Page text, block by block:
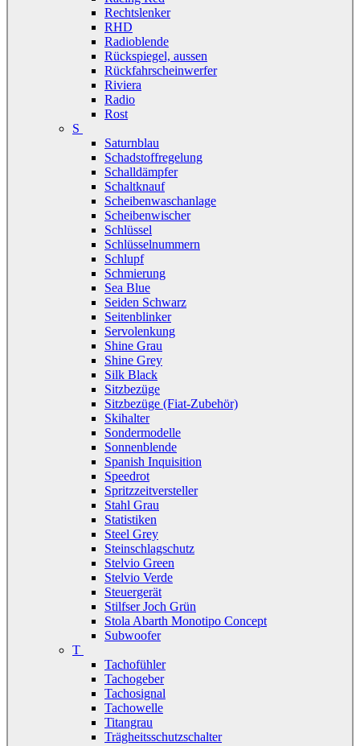
Rechtslenker
RHD
Radioblende
Rückspiegel, aussen
Rückfahrscheinwerfer
Riviera
Radio
Rost
S
Saturnblau
Schadstoffregelung
Schalldämpfer
Schaltknauf
Scheibenwaschanlage
Scheibenwischer
Schlüssel
Schlüsselnummern
Schlupf
Schmierung
Sea Blue
Seiden Schwarz
Seitenblinker
Servolenkung
Shine Grau
Shine Grey
Silk Black
Sitzbezüge
Sitzbezüge (Fiat-Zubehör)
Skihalter
Sondermodelle
Sonnenblende
Spanish Inquisition
Speedrot
Spritzzeitversteller
Stahl Grau
Statistiken
Steel Grey
Steinschlagschutz
Stelvio Green
Stelvio Verde
Steuergerät
Stilfser Joch Grün
Stola Abarth Monotipo Concept
Subwoofer
T
Tachofühler
Tachogeber
Tachosignal
Tachowelle
Titangrau
Trägheitsschutzschalter